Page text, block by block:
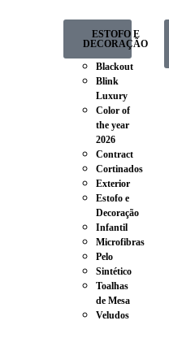
ESTOFO E
DECORAÇÃO
Blackout
Blink
Luxury
Color of
the year
2026
Contract
Cortinados
Exterior
Estofo e
Decoração
Infantil
Microfibras
Pelo
Sintético
Toalhas
de Mesa
Veludos